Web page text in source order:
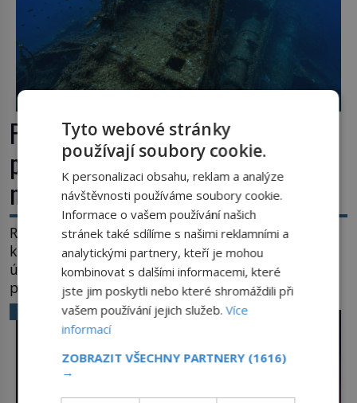
Poslední rozkaz pro rubínovou
ponorku: Zůstaňte navěky na
mořském dně!
Rubín je kamenem slunce a krve. Rubín je
kamenem životní síly a energie. Zahání slabost a
úzkost, posiluje srdce. Rubín je dobrým jménem
pro neživý stroj, kterému člověk prokázal čest
nezmizet v tavicí peci a našel mu místo
k poslednímu odpočinku. Je druhá polovina 50. let
odpáleny. Trup ponorky nabírá vodu […]
VĚDA A TECHNIKA
Tyto webové stránky
používají soubory cookie.
K personalizaci obsahu, reklam a analýze
návštěvnosti používáme soubory cookie.
Informace o vašem používání našich
stránek také sdílíme s našimi reklamními a
analytickými partnery, kteří je mohou
kombinovat s dalšími informacemi, které
jste jim poskytli nebo které shromáždili při
vašem používání jejich služeb.Více
informací
ZOBRAZIT VŠECHNY PARTNERY (1616)
→